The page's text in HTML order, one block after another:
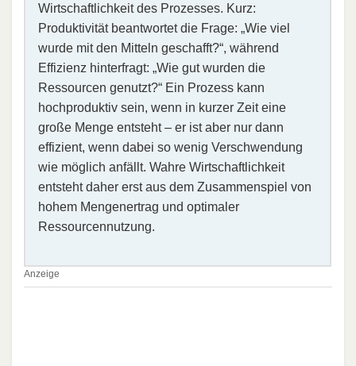
Wirtschaftlichkeit des Prozesses. Kurz:
Produktivität beantwortet die Frage: „Wie viel
wurde mit den Mitteln geschafft?“, während
Effizienz hinterfragt: „Wie gut wurden die
Ressourcen genutzt?“ Ein Prozess kann
hochproduktiv sein, wenn in kurzer Zeit eine
große Menge entsteht – er ist aber nur dann
effizient, wenn dabei so wenig Verschwendung
wie möglich anfällt. Wahre Wirtschaftlichkeit
entsteht daher erst aus dem Zusammenspiel von
hohem Mengenertrag und optimaler
Ressourcennutzung.
Anzeige